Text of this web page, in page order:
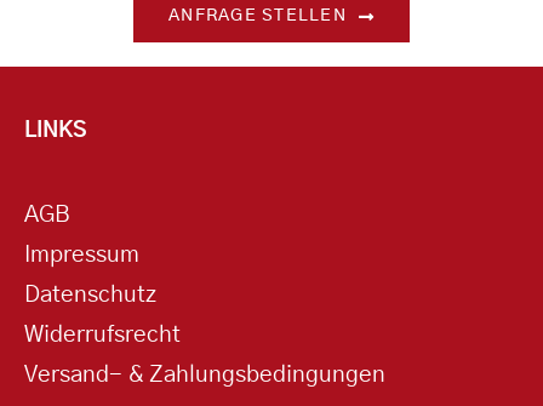
ANFRAGE STELLEN
LINKS
AGB
Impressum
Datenschutz
Widerrufsrecht
Versand- & Zahlungsbedingungen